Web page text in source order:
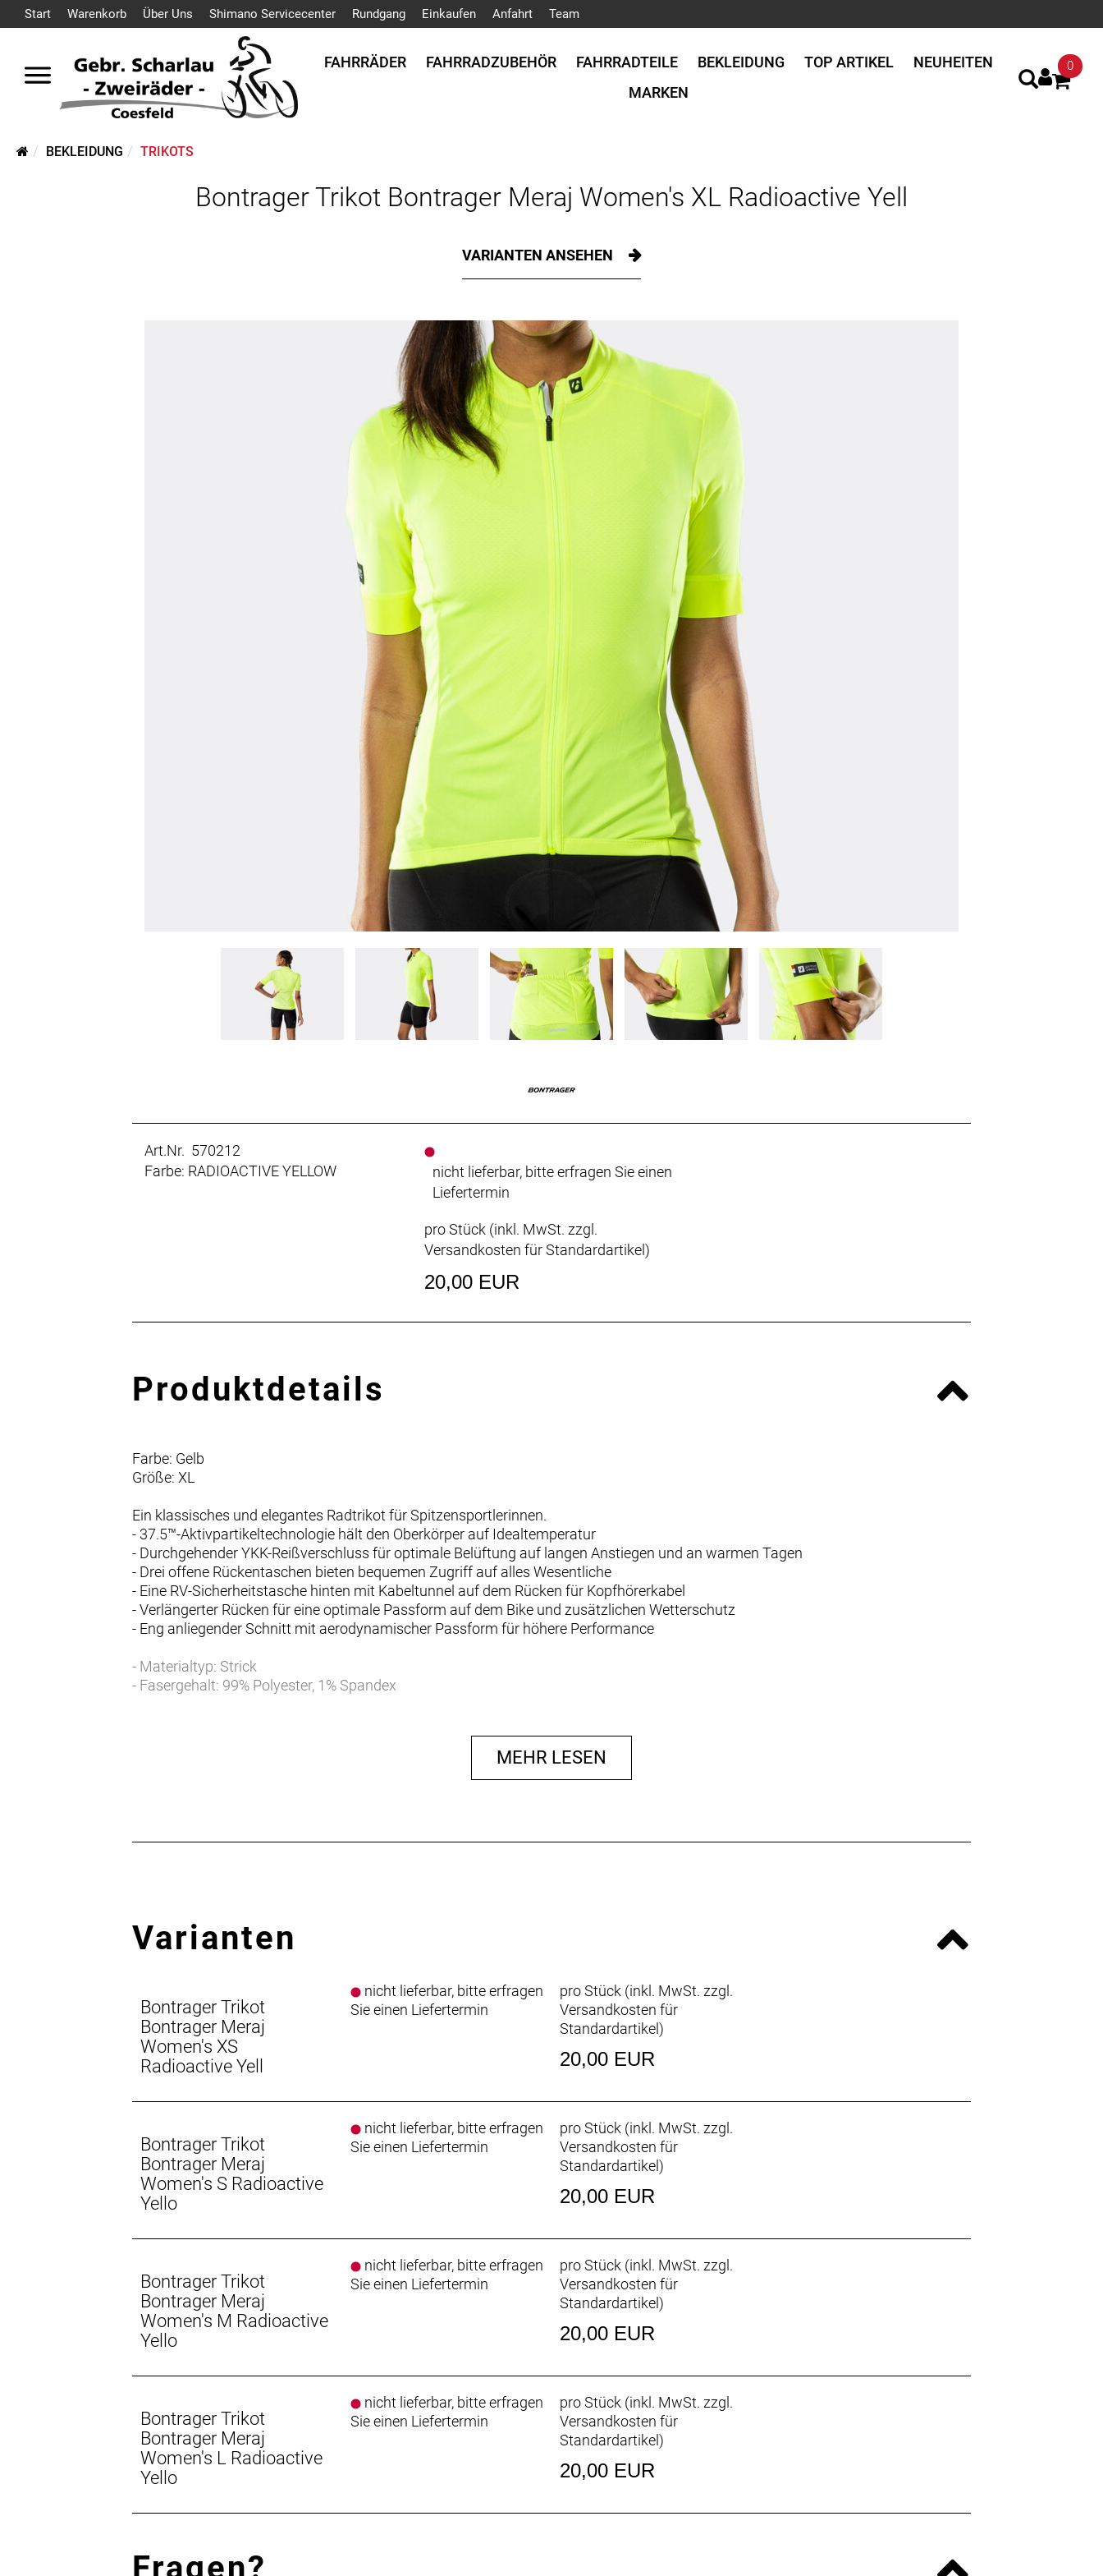
Start Warenkorb Über Uns Shimano Servicecenter Rundgang Einkaufen Anfahrt Team
FAHRRÄDER FAHRRADZUBEHÖR FAHRRADTEILE BEKLEIDUNG TOP ARTIKEL
NEUHEITEN
MARKEN
0
BEKLEIDUNG TRIKOTS
Bontrager Trikot Bontrager Meraj Women's XL Radioactive Yell
VARIANTEN ANSEHEN
Art.Nr. 570212
Farbe: RADIOACTIVE YELLOW
nicht lieferbar, bitte erfragen Sie einen
Liefertermin
pro Stück (inkl. MwSt. zzgl.
Versandkosten für Standardartikel)
20,00 EUR
Produktdetails
Farbe: Gelb
Größe: XL
Ein klassisches und elegantes Radtrikot für Spitzensportlerinnen.
- 37.5™-Aktivpartikeltechnologie hält den Oberkörper auf Idealtemperatur
- Durchgehender YKK-Reißverschluss für optimale Belüftung auf langen Anstiegen und an warmen Tagen
- Drei offene Rückentaschen bieten bequemen Zugriff auf alles Wesentliche
- Eine RV-Sicherheitstasche hinten mit Kabeltunnel auf dem Rücken für Kopfhörerkabel
- Verlängerter Rücken für eine optimale Passform auf dem Bike und zusätzlichen Wetterschutz
- Eng anliegender Schnitt mit aerodynamischer Passform für höhere Performance
- Materialtyp: Strick
- Fasergehalt: 99% Polyester, 1% Spandex
MEHR LESEN
Varianten
Bontrager Trikot
Bontrager Meraj
Women's XS
Radioactive Yell
nicht lieferbar, bitte erfragen
Sie einen Liefertermin
pro Stück (inkl. MwSt. zzgl.
Versandkosten für
Standardartikel)
20,00 EUR
Bontrager Trikot
Bontrager Meraj
Women's S Radioactive
Yello
nicht lieferbar, bitte erfragen
Sie einen Liefertermin
pro Stück (inkl. MwSt. zzgl.
Versandkosten für
Standardartikel)
20,00 EUR
Bontrager Trikot
Bontrager Meraj
Women's M Radioactive
Yello
nicht lieferbar, bitte erfragen
Sie einen Liefertermin
pro Stück (inkl. MwSt. zzgl.
Versandkosten für
Standardartikel)
20,00 EUR
Bontrager Trikot
Bontrager Meraj
Women's L Radioactive
Yello
nicht lieferbar, bitte erfragen
Sie einen Liefertermin
pro Stück (inkl. MwSt. zzgl.
Versandkosten für
Standardartikel)
20,00 EUR
Fragen?